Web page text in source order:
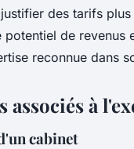
des tarifs
potentiel de revenus
reconnue dans
à
cabinet